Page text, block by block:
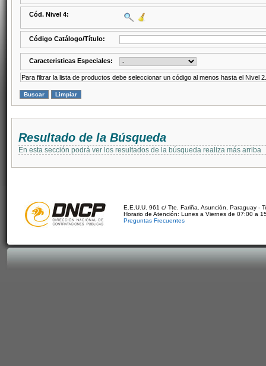
Cód. Nivel 4:
Código Catálogo/Título:
Caracteristicas Especiales:
Para filtrar la lista de productos debe seleccionar un código al menos hasta el Nivel 2.
Resultado de la Búsqueda
En esta sección podrá ver los resultados de la búsqueda realiza más arriba
E.E.U.U. 961 c/ Tte. Fariña. Asunción, Paraguay -
Horario de Atención: Lunes a Viernes de 07:00 a
Preguntas Frecuentes